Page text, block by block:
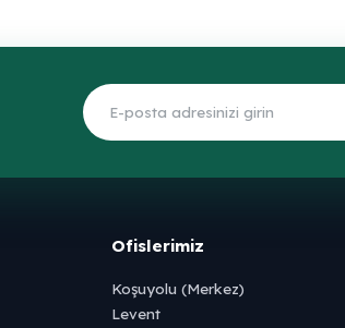
Ofislerimiz
Koşuyolu (Merkez)
Levent